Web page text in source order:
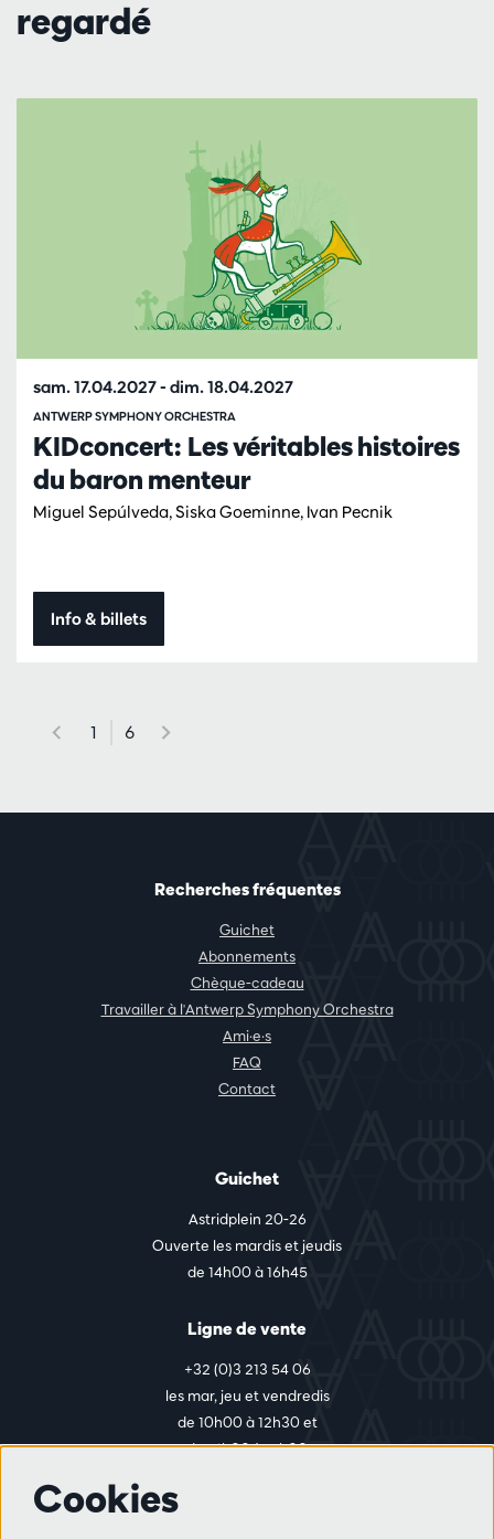
regardé
KIDconcert: Les véritables histoires
du baron menteur
Miguel Sepúlveda, Siska Goeminne, Ivan Pecnik
ANTWERP SYMPHONY ORCHESTRA
sam. 17.04.2027- dim. 18.04.2027
Info & billets
1 6
Recherches fréquentes
Guichet
Abonnements
Chèque-cadeau
Travailler à l'Antwerp Symphony Orchestra
Ami·e·s
FAQ
Contact
Guichet
Astridplein 20-26
Ouverte les mardis et jeudis
de 14h00 à 16h45
Ligne de vente
+32 (0)3 213 54 06
les mar, jeu et vendredis
de 10h00 à 12h30 et
de 14h00 à 17h00
Cookies